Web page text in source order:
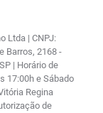
Ltda | CNPJ:
Barros, 2168 -
| Horário de
17:00h e Sábado
Regina
de